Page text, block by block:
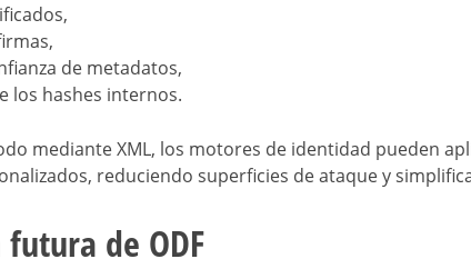
de metadatos,
los hashes internos.
mediante XML, los motores de identidad pueden
reduciendo superficies de ataque y
de ODF